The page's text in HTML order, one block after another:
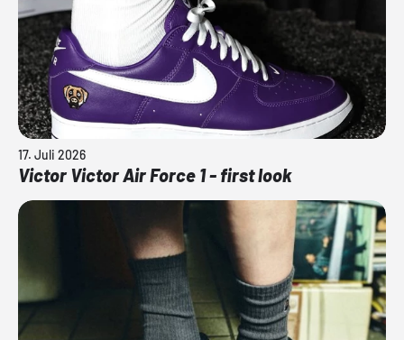
17. Juli 2026
Victor Victor Air Force 1 - first look